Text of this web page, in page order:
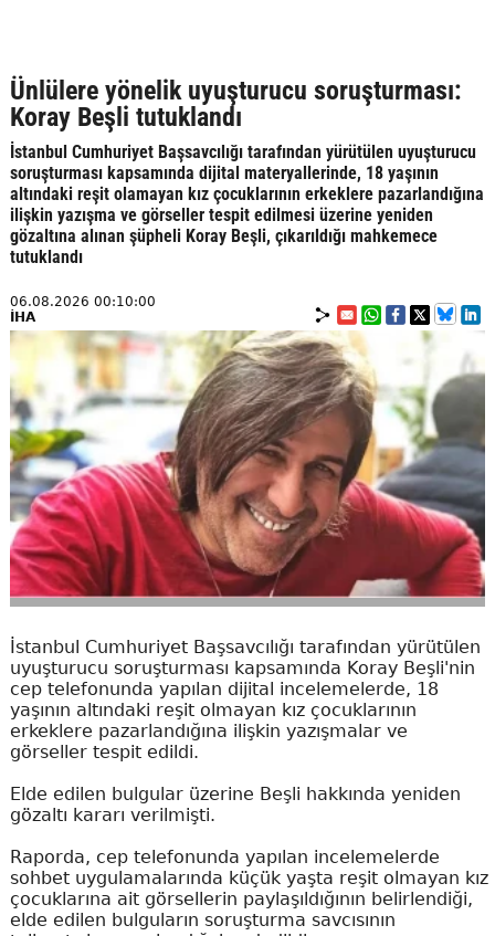
Ünlülere yönelik uyuşturucu soruşturması:
Koray Beşli tutuklandı
İstanbul Cumhuriyet Başsavcılığı tarafından yürütülen uyuşturucu
soruşturması kapsamında dijital materyallerinde, 18 yaşının
altındaki reşit olamayan kız çocuklarının erkeklere pazarlandığına
ilişkin yazışma ve görseller tespit edilmesi üzerine yeniden
gözaltına alınan şüpheli Koray Beşli, çıkarıldığı mahkemece
tutuklandı
06.08.2026 00:10:00
İHA
İstanbul Cumhuriyet Başsavcılığı tarafından yürütülen
uyuşturucu soruşturması kapsamında Koray Beşli'nin
cep telefonunda yapılan dijital incelemelerde, 18
yaşının altındaki reşit olmayan kız çocuklarının
erkeklere pazarlandığına ilişkin yazışmalar ve
görseller tespit edildi.
Elde edilen bulgular üzerine Beşli hakkında yeniden
gözaltı kararı verilmişti.
Raporda, cep telefonunda yapılan incelemelerde
sohbet uygulamalarında küçük yaşta reşit olmayan kız
çocuklarına ait görsellerin paylaşıldığının belirlendiği,
elde edilen bulguların soruşturma savcısının